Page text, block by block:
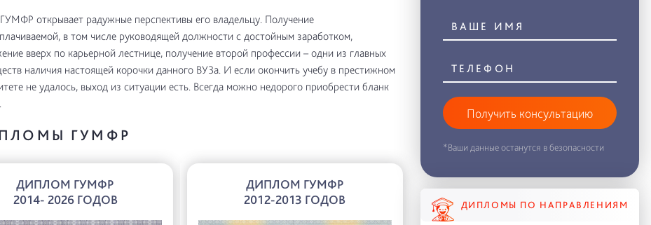
открывает радужные перспективы его владельцу. Получение
в том числе руководящей должности с достойным заработком,
вверх по карьерной лестнице, получение второй профессии – одни из главных
наличия настоящей корочки данного ВУЗа. И если окончить учебу в престижном
не удалось, выход из ситуации есть. Всегда можно недорого приобрести бланк
ГУМФР
ДИПЛОМ ГУМФР
2014- 2026 ГОДОВ
ДИПЛОМ ГУМФР
2012-2013 ГОДОВ
Получить консультацию
*Ваши данные останутся в безопасности
ДИПЛОМЫ ПО НАПРАВЛЕНИЯМ